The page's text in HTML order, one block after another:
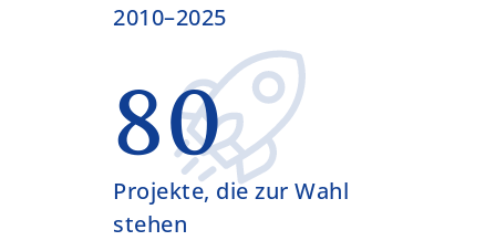
2010–2025
80
Projekte, die zur Wahl
stehen